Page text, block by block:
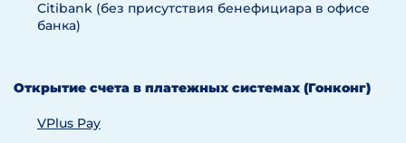
Citibank (без присутствия бенефициара в офисе
банка)
Открытие счета в платежных системах (Гонконг)
VPlus Pay